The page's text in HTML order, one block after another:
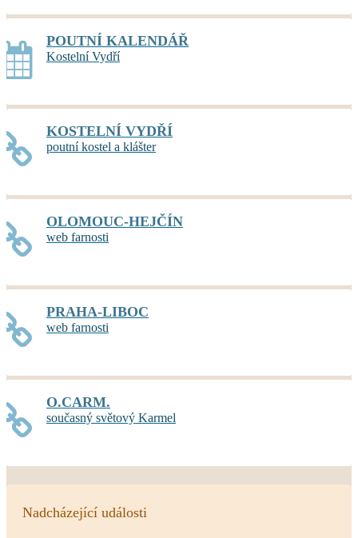
POUTNÍ KALENDÁŘ
Kostelní Vydří
KOSTELNÍ VYDŘÍ
poutní kostel a klášter
OLOMOUC-HEJČÍN
web farnosti
PRAHA-LIBOC
web farnosti
O.CARM.
současný světový Karmel
Nadcházející události